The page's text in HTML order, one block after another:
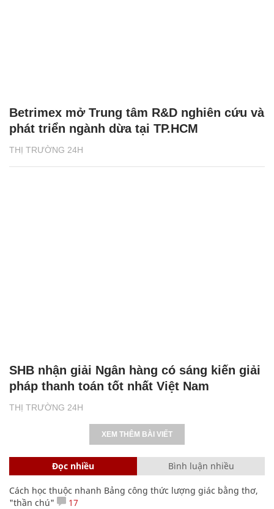
THỊ TRƯỜNG 24H
Betrimex mở Trung tâm R&D nghiên cứu và
phát triển ngành dừa tại TP.HCM
THỊ TRƯỜNG 24H
SHB nhận giải Ngân hàng có sáng kiến giải
pháp thanh toán tốt nhất Việt Nam
XEM THÊM BÀI VIẾT
Đọc nhiều Bình luận nhiều
Cách học thuộc nhanh Bảng công thức lượng giác bằng thơ,
"thần chú"
17